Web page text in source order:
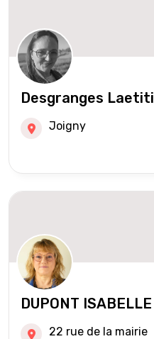
réseau Iad France et Iad
Desgranges
Joigny
DUPONT ISABELLE
22 rue de la mairie